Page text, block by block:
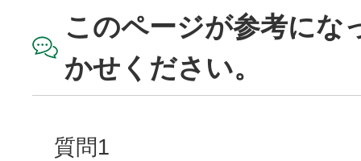
このページが参考にな
かせください。
質問1